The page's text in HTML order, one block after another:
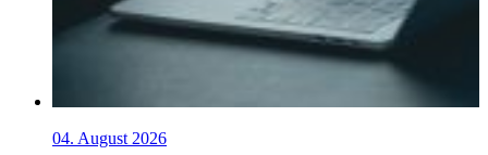
04. August 2026